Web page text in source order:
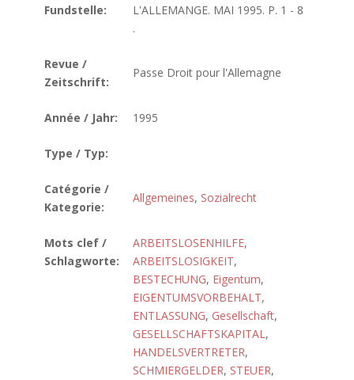
Fundstelle:
L'ALLEMANGE. MAI 1995. P. 1 - 8
.
Revue /
Zeitschrift:
Passe Droit pour l'Allemagne
Année / Jahr: 1995
Type / Typ:
Catégorie /
Kategorie:
Allgemeines, Sozialrecht
Mots clef /
Schlagworte:
ARBEITSLOSENHILFE,
ARBEITSLOSIGKEIT,
BESTECHUNG, Eigentum,
EIGENTUMSVORBEHALT,
ENTLASSUNG, Gesellschaft,
GESELLSCHAFTSKAPITAL,
HANDELSVERTRETER,
SCHMIERGELDER, STEUER,